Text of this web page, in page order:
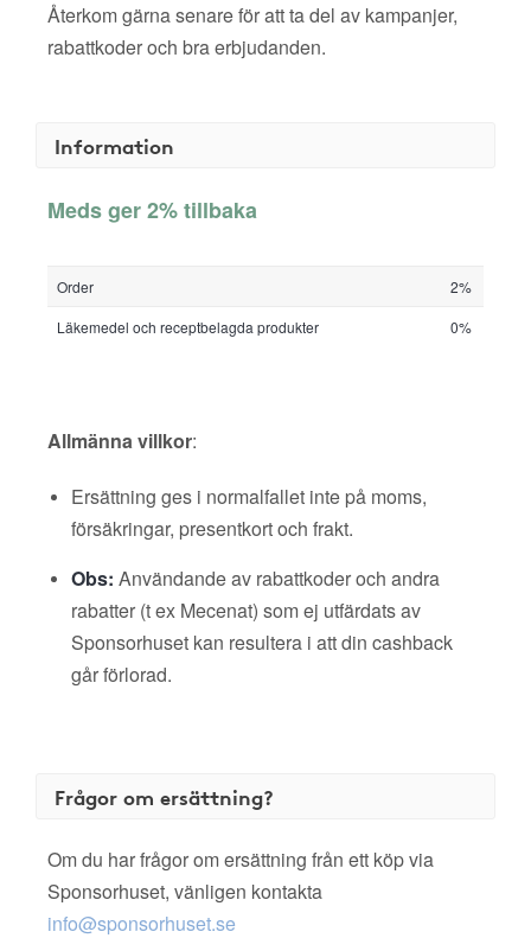
Återkom gärna senare för att ta del av kampanjer,
rabattkoder och bra erbjudanden.
Information
Meds ger 2% tillbaka
Order
2%
Läkemedel och receptbelagda produkter
0%
Allmänna villkor:
Ersättning ges i normalfallet inte på moms,
försäkringar, presentkort och frakt.
Obs: Användande av rabattkoder och andra
rabatter (t ex Mecenat) som ej utfärdats av
Sponsorhuset kan resultera i att din cashback
går förlorad.
Frågor om ersättning?
Om du har frågor om ersättning från ett köp via
Sponsorhuset, vänligen kontakta
info@sponsorhuset.se